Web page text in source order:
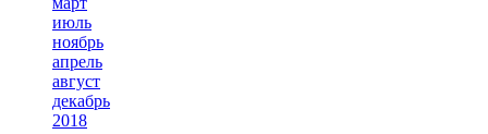
июль
ноябрь
апрель
август
декабрь
2018